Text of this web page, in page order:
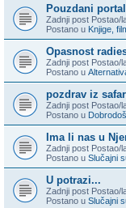
Pouzdani
Zadnji post Postao/
Postano u Knjige,
Opasnost
Zadnji post Postao/
Postano u
pozdrav iz
Zadnji post Postao/
Postano u
Ima li nas u
Zadnji post Postao/
Postano u Slučajni
U potrazi...
Zadnji post Postao/
Postano u Slučajni